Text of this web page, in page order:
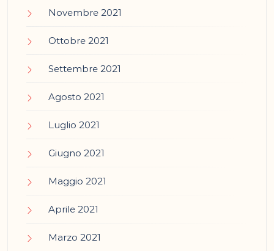
Novembre 2021
Ottobre 2021
Settembre 2021
Agosto 2021
Luglio 2021
Giugno 2021
Maggio 2021
Aprile 2021
Marzo 2021